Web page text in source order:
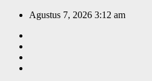
Skip
content
Agustus 7, 2026 3:12 am